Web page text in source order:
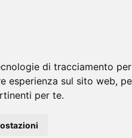
di tracciamento
esperienza sul sito web,
per te.